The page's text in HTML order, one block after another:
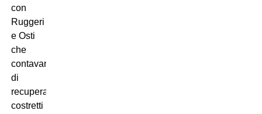
con
Ruggeri
e Osti
che
contavano
di
recuperarlo,
costretti